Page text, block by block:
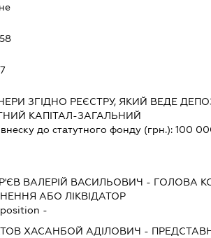
ЗГІДНО РЕЄСТРУ, ЯКИЙ ВЕДЕ
КАПІТАЛ-ЗАГАЛЬНИЙ
до статутного фонду (грн.): 100
ВАЛЕРІЙ ВАСИЛЬОВИЧ - ГОЛОВА
АБО ЛІКВІДАТОР
-
ХАСАНБОЙ АДІЛОВИЧ -